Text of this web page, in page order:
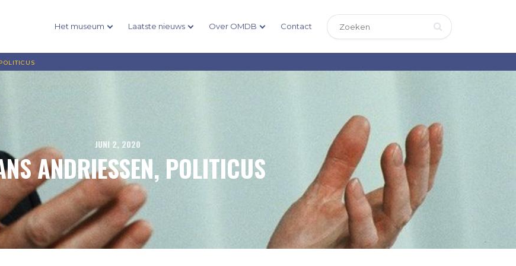
Het museum Laatste nieuws Over OMDB Contact
JUNI 2, 2020
ANDRIESSEN, POLITICUS